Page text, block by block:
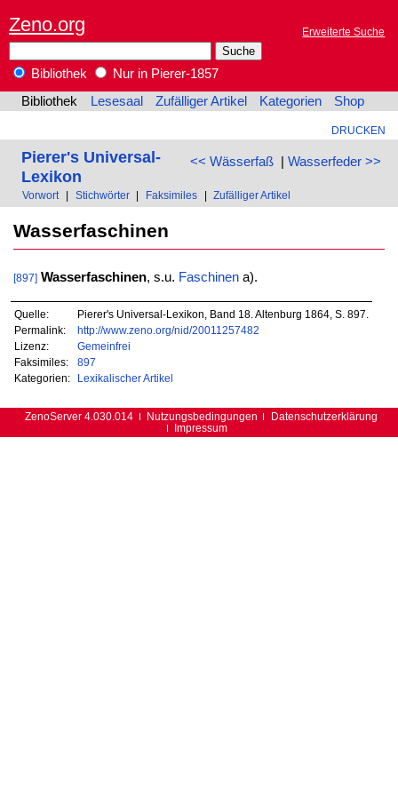
Zeno.org Erweiterte Suche
Bibliothek
Nur in Pierer-1857
Bibliothek
Lesesaal Zufälliger Artikel Kategorien Shop
DRUCKEN
<< Wässerfaß| Wasserfeder >>
Pierer's Universal-
Lexikon
Vorwort Stichwörter Faksimiles Zufälliger Artikel
Wasserfaschinen
[897] Wasserfaschinen, s.u. Faschinena).
Quelle:
Pierer's Universal-Lexikon, Band 18. Altenburg 1864, S. 897.
Permalink:
http://www.zeno.org/nid/20011257482
Lizenz:
Gemeinfrei
Faksimiles:
897
Kategorien:
Lexikalischer Artikel
ZenoServer 4.030.014 Nutzungsbedingungen
Datenschutzerklärung
Impressum